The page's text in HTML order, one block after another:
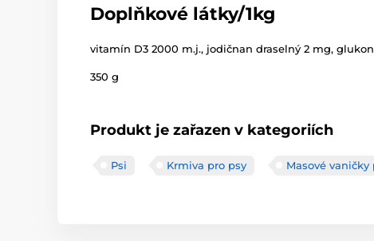
Doplňkové látky/1kg
vitamín D3 2000 m.j., jodičnan draselný 2 mg,
350 g
Produkt je zařazen v kategoriích
Psi Krmiva pro psy Masové vaničky